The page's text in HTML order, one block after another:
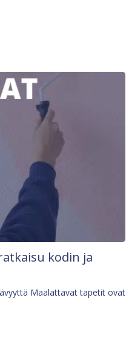
kodin ja
Maalattavat tapetit ovat